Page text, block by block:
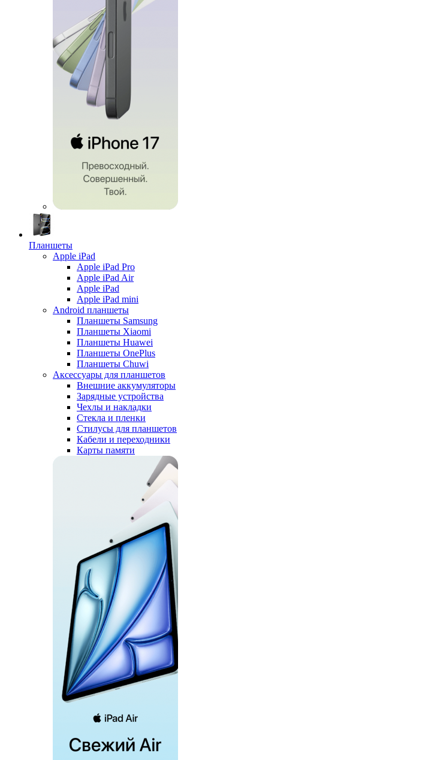
Планшеты
Apple iPad
Apple iPad Pro
Apple iPad Air
Apple iPad
Apple iPad mini
Android планшеты
Планшеты Samsung
Планшеты Xiaomi
Планшеты Huawei
Планшеты OnePlus
Планшеты Chuwi
Аксессуары для планшетов
Внешние аккумуляторы
Зарядные устройства
Чехлы и накладки
Стекла и пленки
Стилусы для планшетов
Кабели и переходники
Карты памяти